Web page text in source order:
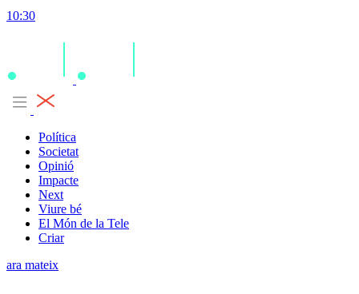
10:30
Política
Societat
Opinió
Impacte
Next
Viure bé
El Món de la Tele
Criar
ara mateix